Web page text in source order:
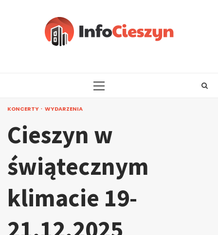
PRIMARY
KONCERTY WYDARZENIA
Cieszyn w
świątecznym
klimacie 19-